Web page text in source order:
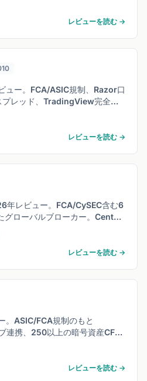
ダー向けにコストと機能を検証
レビューを読む →
ー。FCA/ASIC規制、Razor口
レッド、TradingView完全連
ます。
レビューを読む →
年レビュー。FCA/CySEC含む6
グローバルブローカー。Cent口
レッド、出入金方法を徹底解説
レビューを読む →
ASIC/FCA規制のもと
携、250以上の暗号資産CFD
レーダーに最適か検証します。
レビューを読む →